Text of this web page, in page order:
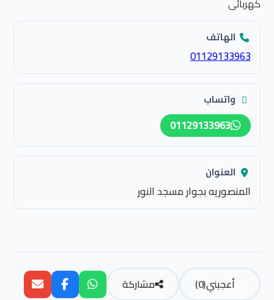
كهربائى
الهاتف
01129133963
واتساب
01129133963
العنوان
المنصوريه بجوار مسجد النور
أعجبني(
0
) مشاركة